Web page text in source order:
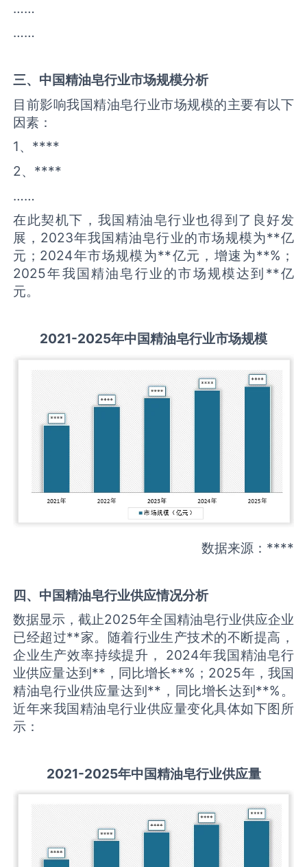
……
……
三、中国精油皂行业市场规模分析
目前影响我国精油皂行业市场规模的主要有以下
因素：
1、****
2、****
……
在此契机下，我国精油皂行业也得到了良好发
展，2023年我国精油皂行业的市场规模为**亿
元；2024年市场规模为**亿元，增速为**%；
2025年我国精油皂行业的市场规模达到**亿
元。
2021-2025年中国精油皂行业市场规模
数据来源：****
四、中国精油皂行业供应情况分析
数据显示，截止2025年全国精油皂行业供应企业
已经超过**家。随着行业生产技术的不断提高，
企业生产效率持续提升， 2024年我国精油皂行
业供应量达到**，同比增长**%；2025年，我国
精油皂行业供应量达到**，同比增长达到**%。
近年来我国精油皂行业供应量变化具体如下图所
示：
2021-2025年中国精油皂行业供应量